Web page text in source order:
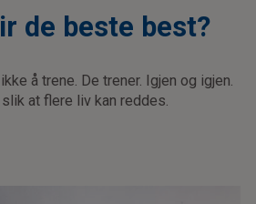
de beste best?
å trene. De trener. Igjen og igjen.
at flere liv kan reddes.